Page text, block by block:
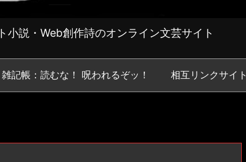
説・Web創作詩のオンライン文芸サイト
雑記帳：読むな！ 呪われるぞッ！ 相互リンクサイト